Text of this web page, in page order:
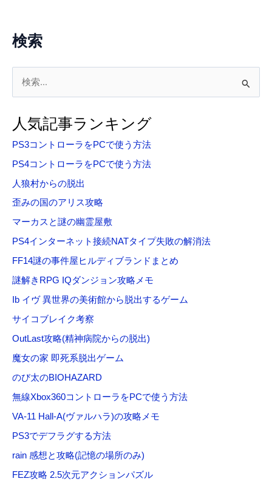
検索
象
:
人気記事ランキング
PS3コントローラをPCで使う方法
PS4コントローラをPCで使う方法
人狼村からの脱出
歪みの国のアリス攻略
マーカスと謎の幽霊屋敷
PS4インターネット接続NATタイプ失敗の解消法
FF14謎の事件屋ヒルディブランドまとめ
謎解きRPG IQダンジョン攻略メモ
Ib イヴ 異世界の美術館から脱出するゲーム
サイコブレイク考察
OutLast攻略(精神病院からの脱出)
魔女の家 即死系脱出ゲーム
のび太のBIOHAZARD
無線Xbox360コントローラをPCで使う方法
VA-11 Hall-A(ヴァルハラ)の攻略メモ
PS3でデフラグする方法
rain 感想と攻略(記憶の場所のみ)
FEZ攻略 2.5次元アクションパズル